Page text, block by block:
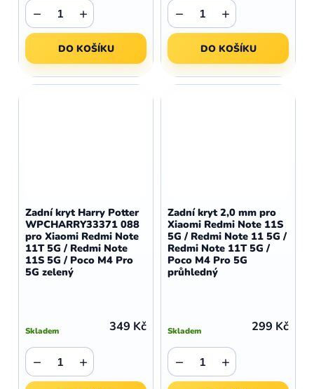
+
−
DO KOŠÍKU
+
−
DO KOŠÍKU
Zadní kryt Harry Potter
WPCHARRY33371 088
pro Xiaomi Redmi Note
11T 5G / Redmi Note
11S 5G / Poco M4 Pro
5G zelený
Skladem 349 Kč
+
−
Zadní kryt 2,0 mm pro
Xiaomi Redmi Note 11S
5G / Redmi Note 11 5G /
Redmi Note 11T 5G /
Poco M4 Pro 5G
průhledný
Skladem 299 Kč
+
−